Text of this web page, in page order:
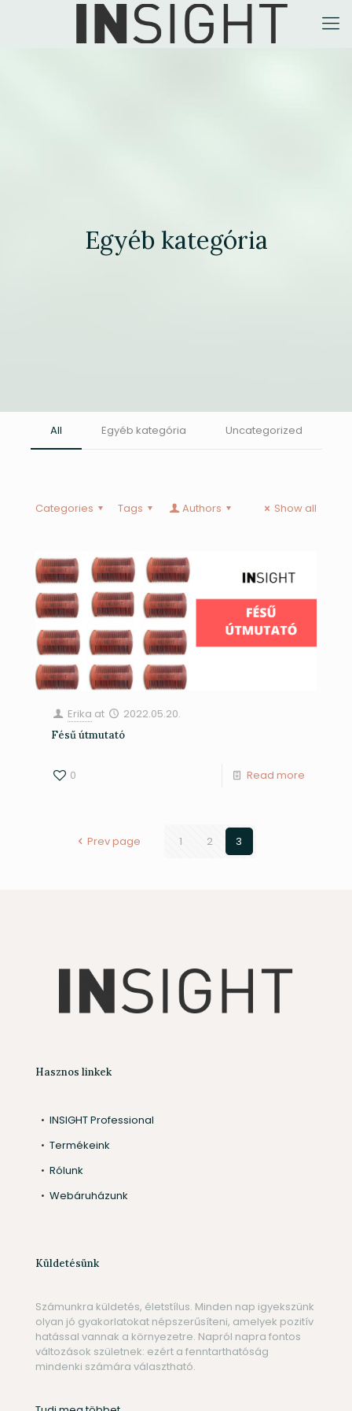
Egyéb kategória
All Egyéb kategória Uncategorized
Categories Tags Authors Show all
Erika at 2022.05.20.
Fésű útmutató
0 Read more
Prev page 1 2 3
Hasznos linkek
INSIGHT Professional
Termékeink
Rólunk
Webáruházunk
Küldetésünk
Számunkra küldetés, életstílus. Minden nap igyekszünk
olyan jó gyakorlatokat népszerűsíteni, amelyek pozitív
hatással vannak a környezetre. Napról napra fontos
változások születnek: ezért a fenntarthatóság
mindenki számára választható.